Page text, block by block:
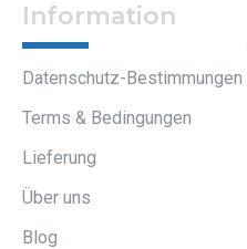
Information
Datenschutz-Bestimmungen
Terms & Bedingungen
Lieferung
Über uns
Blog